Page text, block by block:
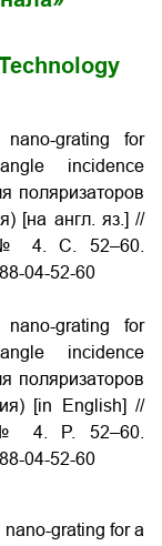
grating for
incidence
поляризаторов
[на англ. яз.] //
№ 4. С. 52–60.
04-52-60
grating for
incidence
поляризаторов
[in English] //
4. P. 52–60.
04-52-60
grating for a